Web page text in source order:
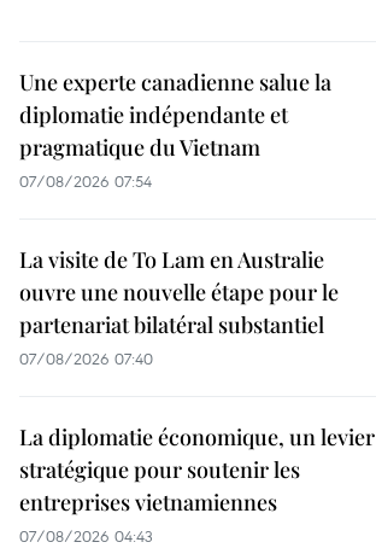
Une experte canadienne salue la
diplomatie indépendante et
pragmatique du Vietnam
07/08/2026 07:54
La visite de To Lam en Australie
ouvre une nouvelle étape pour le
partenariat bilatéral substantiel
07/08/2026 07:40
La diplomatie économique, un levier
stratégique pour soutenir les
entreprises vietnamiennes
07/08/2026 04:43